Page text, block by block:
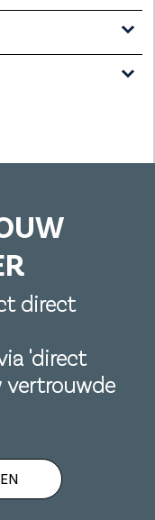
direct
'direct
vertrouwde